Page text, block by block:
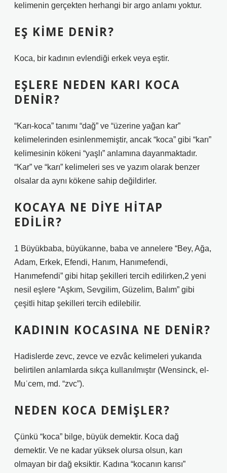
kelimenin gerçekten herhangi bir argo anlamı yoktur.
EŞ KIME DENIR?
Koca, bir kadının evlendiği erkek veya eştir.
EŞLERE NEDEN KARI KOCA
DENIR?
“Karı-koca” tanımı “dağ” ve “üzerine yağan kar”
kelimelerinden esinlenmemiştir, ancak “koca” gibi “karı”
kelimesinin kökeni “yaşlı” anlamına dayanmaktadır.
“Kar” ve “karı” kelimeleri ses ve yazım olarak benzer
olsalar da aynı kökene sahip değildirler.
KOCAYA NE DIYE HITAP
EDILIR?
1 Büyükbaba, büyükanne, baba ve annelere “Bey, Ağa,
Adam, Erkek, Efendi, Hanım, Hanımefendi,
Hanımefendi” gibi hitap şekilleri tercih edilirken,2 yeni
nesil eşlere “Aşkım, Sevgilim, Güzelim, Balım” gibi
çeşitli hitap şekilleri tercih edilebilir.
KADININ KOCASINA NE DENIR?
Hadislerde zevc, zevce ve ezvâc kelimeleri yukarıda
belirtilen anlamlarda sıkça kullanılmıştır (Wensinck, el-
Muʿcem, md. “zvc”).
NEDEN KOCA DEMIŞLER?
Çünkü “koca” bilge, büyük demektir. Koca dağ
demektir. Ve ne kadar yüksek olursa olsun, karı
olmayan bir dağ eksiktir. Kadına “kocanın karısı”